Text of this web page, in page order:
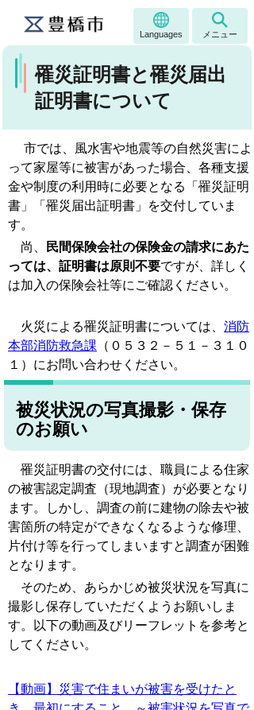
Languages メニュー
罹災証明書と罹災届出
証明書について
市では、風水害や地震等の自然災害によ
って家屋等に被害があった場合、各種支援
金や制度の利用時に必要となる「罹災証明
書」「罹災届出証明書」を交付していま
す。
尚、
民間保険会社の保険金の請求にあた
っては、証明書は原則不要ですが、詳しく
は加入の保険会社等にご確認ください。
火災による罹災証明書については、 消防
本部消防救急課 （０５３２－５１－３１０
１）にお問い合わせください。
被災状況の写真撮影・保存
のお願い
罹災証明書の交付には、職員による住家
の被害認定調査（現地調査）が必要となり
ます。しかし、調査の前に建物の除去や被
害箇所の特定ができなくなるような修理、
片付け等を行ってしまいますと調査が困難
となります。
そのため、あらかじめ被災状況を写真に
撮影し保存していただくようお願いしま
す。以下の動画及びリーフレットを参考と
してください。
【動画】災害で住まいが被害を受けたと